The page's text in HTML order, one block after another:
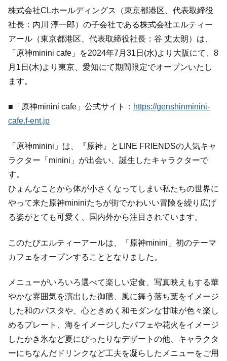
株式会社CLホールディングス（東京都港区、代表取締役
社長：内川 淳一郎）の子会社である株式会社エルティー
アール（東京都港区、代表取締役社長：谷 丈太朗）は、
「原神minini cafe」を2024年7月31日(水)より大阪にて、8
月1日(木)より東京、愛知にて期間限定でオープンいたし
ます。
■「原神minini cafe」公式サイト： https://genshinminini-
cafe.f-ent.jp
「原神minini」は、『原神』とLINE FRIENDSの人気キャ
ラクター「minini」が出会い、誕生したキャラクターで
す。
ひょんなことから体が小さくなってしまい私たちの世界に
やって来た原神mininiたちが街でかわいい冒険を繰り広げ
る姿がとても可愛く、国内外から注目されています。
このたびエルティーアールは、「原神minini」初のテーマ
カフェをオープンすることとなりました。
メニューがいろいろ選べて楽しい定食、写真映えもする華
やかな雰囲気を演出した御膳、風に舞う落ち葉をイメージ
した和のパスタや、心ときめく和モダンな甘味が色々楽し
めるプレート、海をイメージしたパフェや花火をイメージ
したかき氷など夏にぴったりなデザートの他、キャラクタ
ーにちなんだドリンクなど工夫を凝らしたメニューをご用